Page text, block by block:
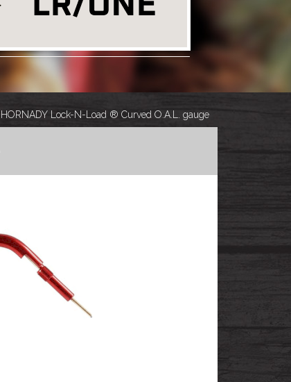
HORNADY Lock-N-Load ® Curved O.A.L. gauge